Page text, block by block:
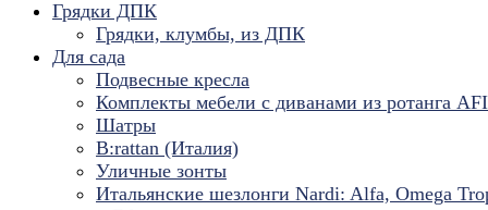
Грядки ДПК
Грядки, клумбы, из ДПК
Для сада
Подвесные кресла
Комплекты мебели с диванами из ротанга
Шатры
B:rattan (Италия)
Уличные зонты
Итальянские шезлонги Nardi: Alfa, Omega